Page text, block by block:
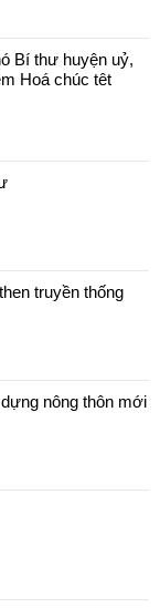
Bí thư huyện uỷ,
Hoá chúc têt
truyền thống
nông thôn mới